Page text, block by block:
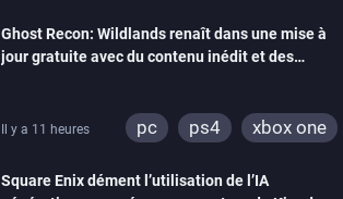
ps4
xbox one
nintendo 64
Ghost Recon: Wildlands renaît dans une mise à
jour gratuite avec du contenu inédit et des
Il y a 11 heures pc ps4 xbox one
Square Enix dément l’utilisation de l’IA